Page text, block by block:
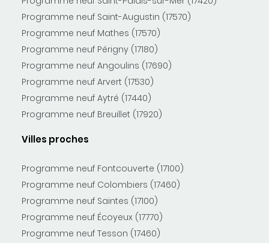
Programme neuf Saint-Augustin (17570)
Programme neuf Mathes (17570)
Programme neuf Périgny (17180)
Programme neuf Angoulins (17690)
Programme neuf Arvert (17530)
Programme neuf Aytré (17440)
Programme neuf Breuillet (17920)
Villes proches
Programme neuf Fontcouverte (17100)
Programme neuf Colombiers (17460)
Programme neuf Saintes (17100)
Programme neuf Écoyeux (17770)
Programme neuf Tesson (17460)